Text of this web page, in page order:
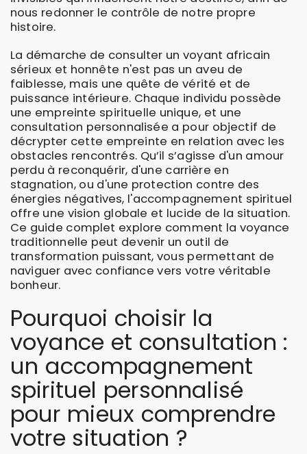
nous redonner le contrôle de notre propre
histoire.
La démarche de consulter un voyant africain
sérieux et honnête n'est pas un aveu de
faiblesse, mais une quête de vérité et de
puissance intérieure. Chaque individu possède
une empreinte spirituelle unique, et une
consultation personnalisée a pour objectif de
décrypter cette empreinte en relation avec les
obstacles rencontrés. Qu’il s’agisse d'un amour
perdu à reconquérir, d'une carrière en
stagnation, ou d'une protection contre des
énergies négatives, l'accompagnement spirituel
offre une vision globale et lucide de la situation.
Ce guide complet explore comment la voyance
traditionnelle peut devenir un outil de
transformation puissant, vous permettant de
naviguer avec confiance vers votre véritable
bonheur.
Pourquoi choisir la
voyance et consultation :
un accompagnement
spirituel personnalisé
pour mieux comprendre
votre situation ?